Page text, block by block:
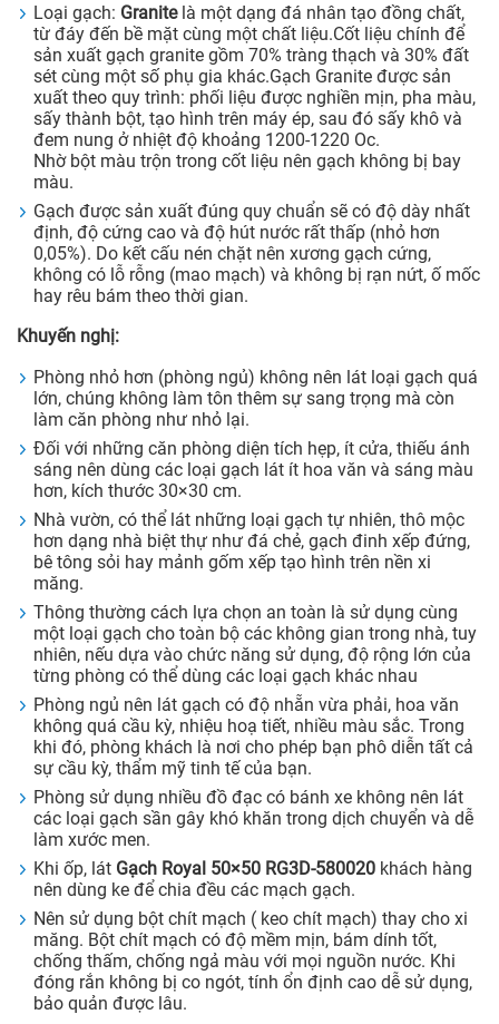
Loại gạch: Granitelà một dạng đá nhân tạo đồng chất,
từ đáy đến bề mặt cùng một chất liệu.Cốt liệu chính để
sản xuất gạch granite gồm 70% tràng thạch và 30% đất
sét cùng một số phụ gia khác.Gạch Granite được sản
xuất theo quy trình: phối liệu được nghiền mịn, pha màu,
sấy thành bột, tạo hình trên máy ép, sau đó sấy khô và
đem nung ở nhiệt độ khoảng 1200-1220 Oc.
Nhờ bột màu trộn trong cốt liệu nên gạch không bị bay
màu.
Gạch được sản xuất đúng quy chuẩn sẽ có độ dày nhất
định, độ cứng cao và độ hút nước rất thấp (nhỏ hơn
0,05%). Do kết cấu nén chặt nên xương gạch cứng,
không có lỗ rỗng (mao mạch) và không bị rạn nứt, ố mốc
hay rêu bám theo thời gian.
Khuyến nghị:
Phòng nhỏ hơn (phòng ngủ) không nên lát loại gạch quá
lớn, chúng không làm tôn thêm sự sang trọng mà còn
làm căn phòng như nhỏ lại.
Đối với những căn phòng diện tích hẹp, ít cửa, thiếu ánh
sáng nên dùng các loại gạch lát ít hoa văn và sáng màu
hơn, kích thước 30×30 cm.
Nhà vườn, có thể lát những loại gạch tự nhiên, thô mộc
hơn dạng nhà biệt thự như đá chẻ, gạch đinh xếp đứng,
bê tông sỏi hay mảnh gốm xếp tạo hình trên nền xi
măng.
Thông thường cách lựa chọn an toàn là sử dụng cùng
một loại gạch cho toàn bộ các không gian trong nhà, tuy
nhiên, nếu dựa vào chức năng sử dụng, độ rộng lớn của
từng phòng có thể dùng các loại gạch khác nhau
Phòng ngủ nên lát gạch có độ nhẵn vừa phải, hoa văn
không quá cầu kỳ, nhiệu hoạ tiết, nhiều màu sắc. Trong
khi đó, phòng khách là nơi cho phép bạn phô diễn tất cả
sự cầu kỳ, thẩm mỹ tinh tế của bạn.
Phòng sử dụng nhiều đồ đạc có bánh xe không nên lát
các loại gạch sần gây khó khăn trong dịch chuyển và dễ
làm xước men.
Khi ốp, lát Gạch Royal 50×50 RG3D-580020 khách hàng
nên dùng ke để chia đều các mạch gạch.
Nên sử dụng bột chít mạch ( keo chít mạch) thay cho xi
măng. Bột chít mạch có độ mềm mịn, bám dính tốt,
chống thấm, chống ngả màu với mọi nguồn nước. Khi
đóng rắn không bị co ngót, tính ổn định cao dễ sử dụng,
bảo quản được lâu.